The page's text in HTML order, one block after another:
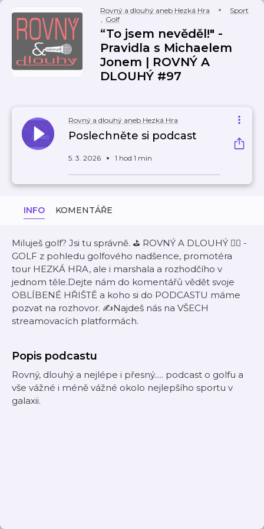
Rovný a dlouhý aneb Hezká Hra
Sport
, Golf
“To jsem nevěděl!" -
Pravidla s Michaelem
Jonem | ROVNÝ A
DLOUHÝ #97
Rovný a dlouhý aneb Hezká Hra
Poslechněte si podcast
5. 3. 2026 1 hod 1 min
INFO KOMENTÁŘE
Miluješ golf? Jsi tu správně. ⛳ ROVNÝ A DLOUHÝ 🏌️‍♀️ -
GOLF z pohledu golfového nadšence, promotéra
tour HEZKÁ HRA, ale i marshala a rozhodčího v
jednom těle.Dejte nám do komentářů vědět svoje
OBLÍBENÉ HŘIŠTĚ a koho si do PODCASTU máme
pozvat na rozhovor. ✍️Najdeš nás na VŠECH
streamovacích platformách.
Popis podcastu
Rovný, dlouhý a nejlépe i přesný..... podcast o golfu a
vše vážné i méně vážné okolo nejlepšího sportu v
galaxii.